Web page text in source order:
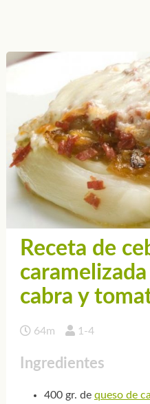
Receta de
cabra y
64m 1-4
Ingredientes
400 gr. de queso de